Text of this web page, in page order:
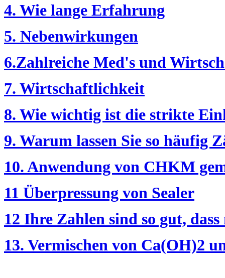
4. Wie lange Erfahrung
5. Nebenwirkungen
6.Zahlreiche Med's und
7. Wirtschaftlichkeit
8. Wie wichtig ist die strikte
9. Warum lassen Sie so häufig
10. Anwendung von CHKM
11 Überpressung von Sealer
12 Ihre Zahlen sind so gut,
13. Vermischen von Ca(OH)2